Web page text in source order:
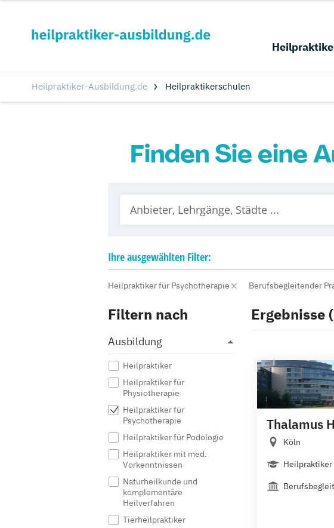
Heilpraktiker-Ausbildung.de Heilpraktikerschulen
Finden Sie eine
Ihreausgewählten Filter:
Heilpraktiker für Psychotherapie Berufsbegleitender
Filtern nach
Ausbildung
Heilpraktiker
Heilpraktiker für
Physiotherapie
Heilpraktiker für
Psychotherapie
Heilpraktiker für Podologie
Heilpraktiker mit med.
Vorkenntnissen
Naturheilkunde und
komplementäre
Heilverfahren
Tierheilpraktiker
Ergebnisse
Thalamus
Köln
Heilpraktiker